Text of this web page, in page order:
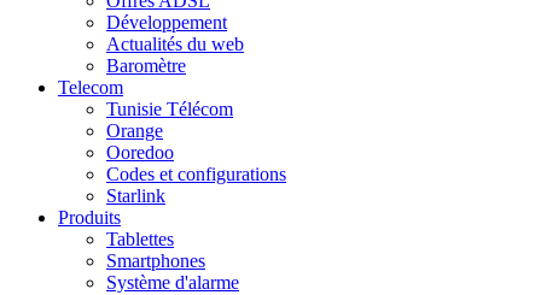
Développement
Actualités du web
Baromètre
Telecom
Tunisie Télécom
Orange
Ooredoo
Codes et configurations
Starlink
Produits
Tablettes
Smartphones
Système d'alarme